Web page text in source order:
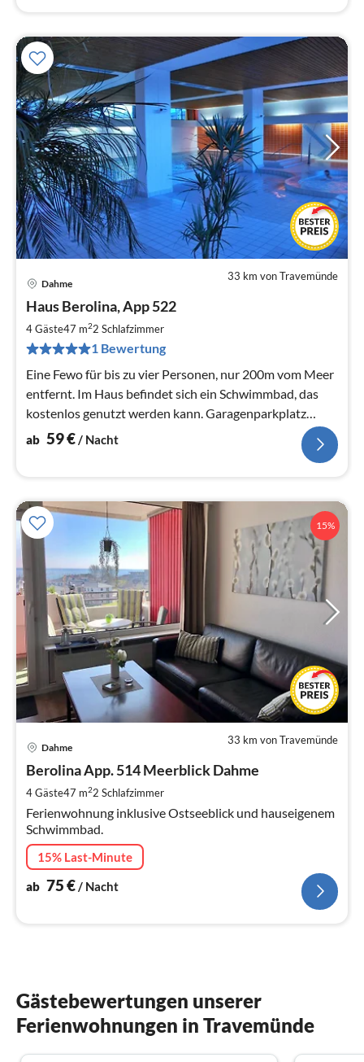
33 km von Travemünde
Dahme
Haus Berolina, App 522
4 Gäste47 m22 Schlafzimmer
1 Bewertung
Eine Fewo für bis zu vier Personen, nur 200m vom Meer
entfernt. Im Haus befindet sich ein Schwimmbad, das
kostenlos genutzt werden kann. Garagenparkplatz
inklusive.
ab 59€ / Nacht
15%
33 km von Travemünde
Dahme
Berolina App. 514 Meerblick Dahme
4 Gäste47 m22 Schlafzimmer
Ferienwohnung inklusive Ostseeblick und hauseigenem
Schwimmbad.
15% Last-Minute
ab 75€/ Nacht
Gästebewertungen unserer
Ferienwohnungen in Travemünde